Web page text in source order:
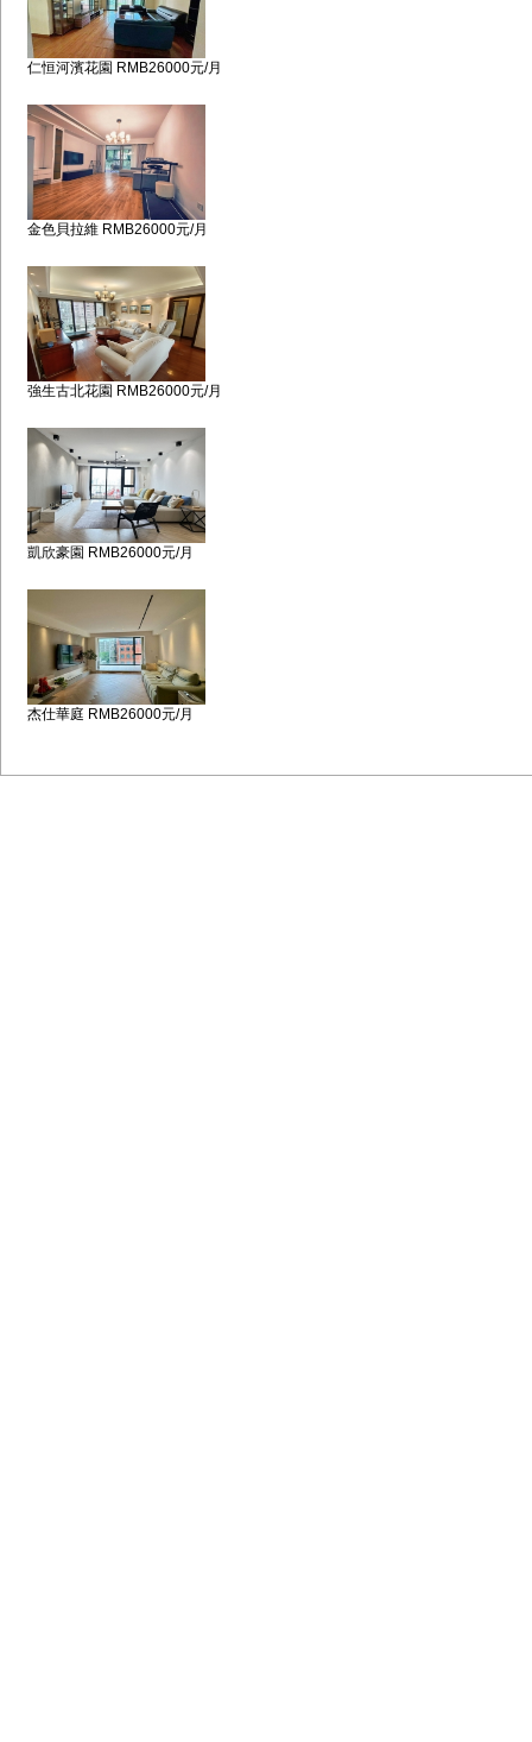
仁恒河濱花園 RMB26000元/月
金色貝拉維 RMB26000元/月
強生古北花園 RMB26000元/月
凱欣豪園 RMB26000元/月
杰仕華庭 RMB26000元/月